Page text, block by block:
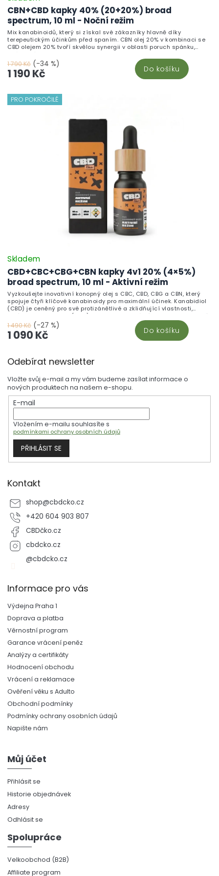
CBN+CBD kapky 40% (20+20%) broad
spectrum, 10 ml - Noční režim
1 790 Kč (-34 %)
1 190 Kč Do košíku
Mix kanabinoidů, který si získal své zákazníky hlavně díky
terepeutickým účinkům před spaním. CBN olej 20% v kombinaci se
CBD olejem 20% tvoří skvělou synergii v oblasti poruch spánku,
spánkového cyklu a bolesti. CBN a CBD broad spectrum extrakt je
smíchán se za studena lisovaným konopným olejem, který pomůže
s více než jedním problémem.
PRO POKROČILÉ
CBD+CBC+CBG+CBN kapky 4v1 20% (4×5%)
broad spectrum, 10 ml - Aktivní režim
Skladem
1 490 Kč (-27 %)
1 090 Kč Do košíku
Vyzkoušejte inovativní konopný olej s CBC, CBD, CBG a CBN, který
spojuje čtyři klíčové kanabinoidy pro maximální účinek. Kanabidiol
(CBD) je ceněný pro své protizánětlivé a zklidňující vlastnosti,
zatímco kanabigerol (CBG) podporuje mentální jasnost a efektivně
působí proti bolesti. Kanabichromen (CBC) vyniká svými
neuroprotektivními účinky, a kanabinol (CBN) zajišťuje hlubokou
relaxaci a podporu kvalitního spánku. Tento jedinečný olej poskytuje
ideální pro každodenní užívání, čímž přispívá k harmonickému
životu. Každý kanabinoid je pečlivě extrahován z organicky
pěstovaného konopí, což zaručuje čistotu a vysokou kvalitu každé
kapky.
Odebírat newsletter
Vložte svůj e-mail a my vám budeme zasílat informace o
nových produktech na našem e-shopu.
E-mail
Vložením e-mailu souhlasíte s
podmínkami ochrany osobních údajů
PŘIHLÁSIT SE
Kontakt
shop@cbdcko.cz
+420 604 903 807
CBDčko.cz
cbdcko.cz
@cbdcko.cz
Informace pro vás
Výdejna Praha 1
Doprava a platba
Věrnostní program
Garance vrácení peněz
Analýzy a certifikáty
Hodnocení obchodu
Vrácení a reklamace
Ověření věku s Adulto
Obchodní podmínky
Podmínky ochrany osobních údajů
Napište nám
Můj účet
Přihlásit se
Historie objednávek
Adresy
Odhlásit se
Spolupráce
Velkoobchod (B2B)
Affiliate program